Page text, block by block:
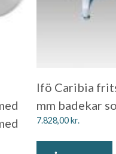
Ifö Caribia
mm badekar
7.828,00kr.